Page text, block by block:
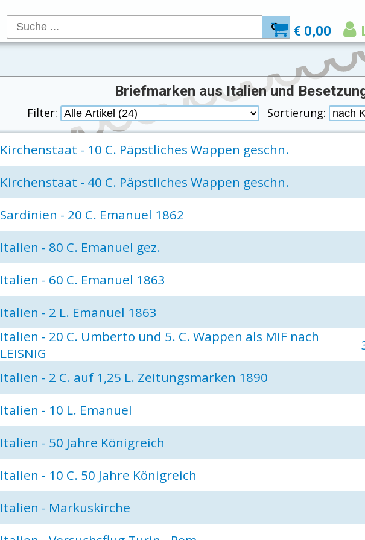
€ 0,00
Briefmarken aus Italien und
Filter: Sortierung:
Kirchenstaat - 10 C. Päpstliches Wappen geschn.
Kirchenstaat - 40 C. Päpstliches Wappen geschn.
Sardinien - 20 C. Emanuel 1862
Italien - 80 C. Emanuel gez.
Italien - 60 C. Emanuel 1863
Italien - 2 L. Emanuel 1863
Italien - 20 C. Umberto und 5. C. Wappen als MiF nach
LEISNIG
Italien - 2 C. auf 1,25 L. Zeitungsmarken 1890
Italien - 10 L. Emanuel
Italien - 50 Jahre Königreich
Italien - 10 C. 50 Jahre Königreich
Italien - Markuskirche